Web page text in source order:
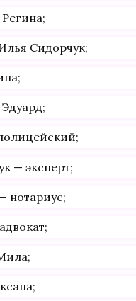
Сидорчук;
— эксперт;
нотариус;